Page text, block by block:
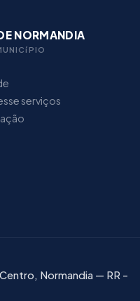
NORMANDIA
serviços
Normandia — RR -